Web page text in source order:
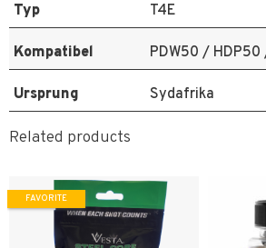
Typ T4E
Kompatibel PDW50 / HDP50
Ursprung Sydafrika
Related products
FAVORITE